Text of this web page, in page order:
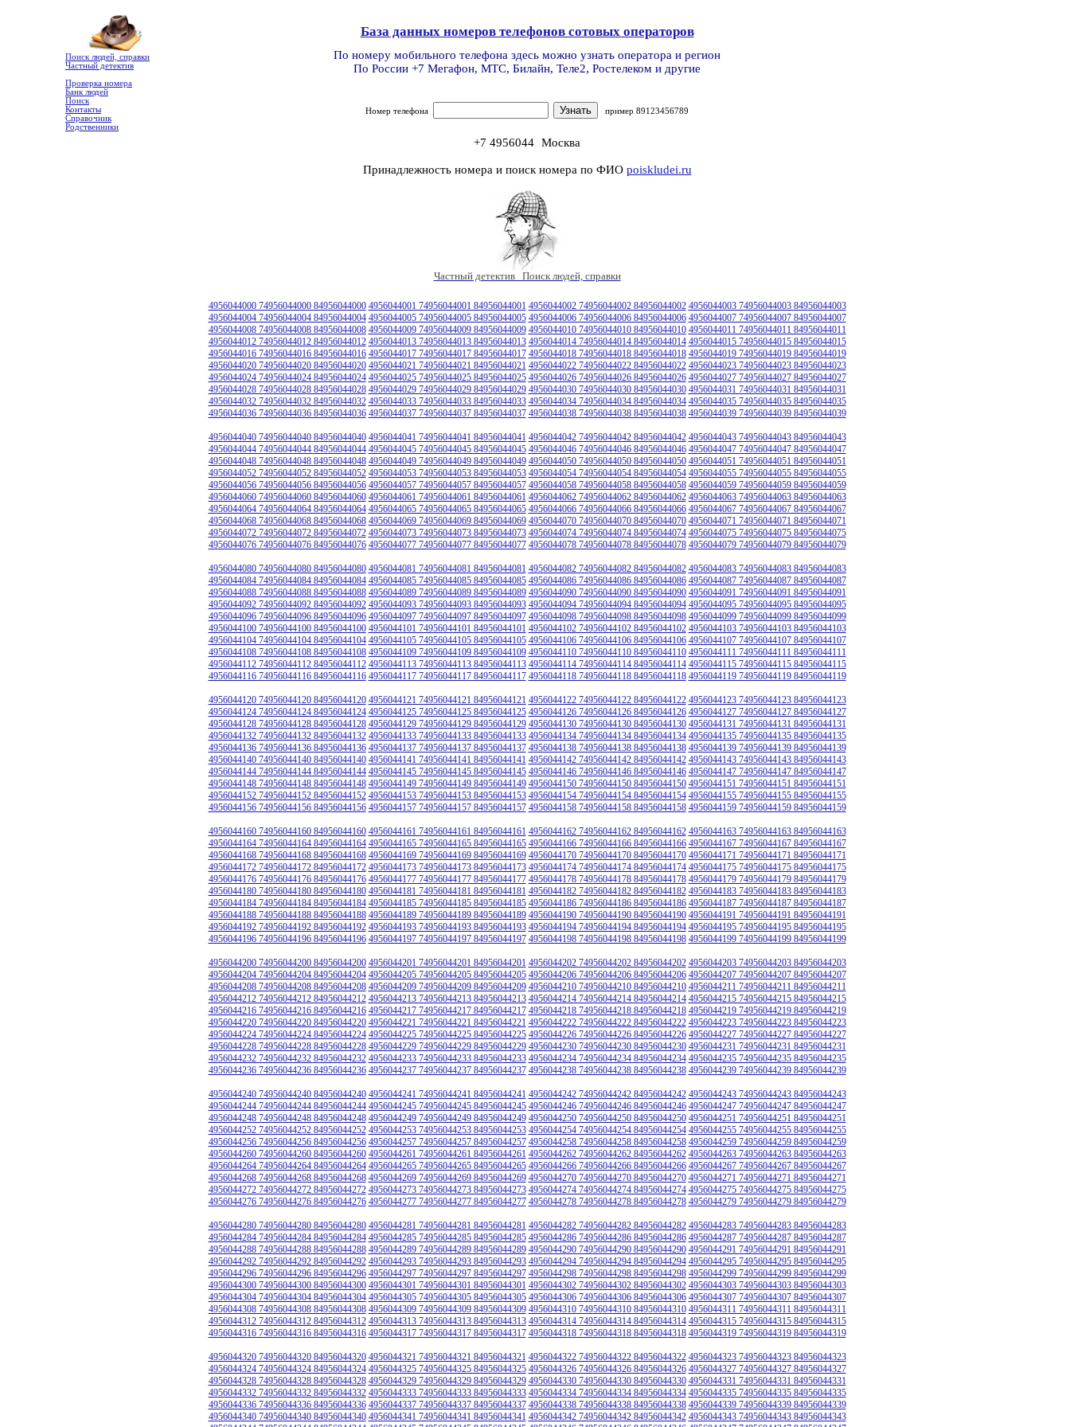
Поиск людей, справки
Частный детектив
Проверка номера
Банк людей
Поиск
Контакты
Справочник
Родственники
База данных номеров телефонов сотовых операторов
По номеру мобильного телефона здесь можно узнать оператора и регион
По России +7 Мегафон, МТС, Билайн, Теле2, Ростелеком и другие
Номер телефона пример 89123456789
+7 4956044 Москва
Принадлежность номера и поиск номера по ФИО poiskludei.ru
Частный детектив Поиск людей, справки
4956044000 74956044000 84956044000 4956044001 74956044001 84956044001 4956044002 74956044002 84956044002 4956044003 74956044003 84956044003
4956044004 74956044004 84956044004 4956044005 74956044005 84956044005 4956044006 74956044006 84956044006 4956044007 74956044007 84956044007
4956044008 74956044008 84956044008 4956044009 74956044009 84956044009 4956044010 74956044010 84956044010 4956044011 74956044011 84956044011
4956044012 74956044012 84956044012 4956044013 74956044013 84956044013 4956044014 74956044014 84956044014 4956044015 74956044015 84956044015
4956044016 74956044016 84956044016 4956044017 74956044017 84956044017 4956044018 74956044018 84956044018 4956044019 74956044019 84956044019
4956044020 74956044020 84956044020 4956044021 74956044021 84956044021 4956044022 74956044022 84956044022 4956044023 74956044023 84956044023
4956044024 74956044024 84956044024 4956044025 74956044025 84956044025 4956044026 74956044026 84956044026 4956044027 74956044027 84956044027
4956044028 74956044028 84956044028 4956044029 74956044029 84956044029 4956044030 74956044030 84956044030 4956044031 74956044031 84956044031
4956044032 74956044032 84956044032 4956044033 74956044033 84956044033 4956044034 74956044034 84956044034 4956044035 74956044035 84956044035
4956044036 74956044036 84956044036 4956044037 74956044037 84956044037 4956044038 74956044038 84956044038 4956044039 74956044039 84956044039
4956044040 74956044040 84956044040 4956044041 74956044041 84956044041 4956044042 74956044042 84956044042 4956044043 74956044043 84956044043
4956044044 74956044044 84956044044 4956044045 74956044045 84956044045 4956044046 74956044046 84956044046 4956044047 74956044047 84956044047
4956044048 74956044048 84956044048 4956044049 74956044049 84956044049 4956044050 74956044050 84956044050 4956044051 74956044051 84956044051
4956044052 74956044052 84956044052 4956044053 74956044053 84956044053 4956044054 74956044054 84956044054 4956044055 74956044055 84956044055
4956044056 74956044056 84956044056 4956044057 74956044057 84956044057 4956044058 74956044058 84956044058 4956044059 74956044059 84956044059
4956044060 74956044060 84956044060 4956044061 74956044061 84956044061 4956044062 74956044062 84956044062 4956044063 74956044063 84956044063
4956044064 74956044064 84956044064 4956044065 74956044065 84956044065 4956044066 74956044066 84956044066 4956044067 74956044067 84956044067
4956044068 74956044068 84956044068 4956044069 74956044069 84956044069 4956044070 74956044070 84956044070 4956044071 74956044071 84956044071
4956044072 74956044072 84956044072 4956044073 74956044073 84956044073 4956044074 74956044074 84956044074 4956044075 74956044075 84956044075
4956044076 74956044076 84956044076 4956044077 74956044077 84956044077 4956044078 74956044078 84956044078 4956044079 74956044079 84956044079
4956044080 74956044080 84956044080 4956044081 74956044081 84956044081 4956044082 74956044082 84956044082 4956044083 74956044083 84956044083
4956044084 74956044084 84956044084 4956044085 74956044085 84956044085 4956044086 74956044086 84956044086 4956044087 74956044087 84956044087
4956044088 74956044088 84956044088 4956044089 74956044089 84956044089 4956044090 74956044090 84956044090 4956044091 74956044091 84956044091
4956044092 74956044092 84956044092 4956044093 74956044093 84956044093 4956044094 74956044094 84956044094 4956044095 74956044095 84956044095
4956044096 74956044096 84956044096 4956044097 74956044097 84956044097 4956044098 74956044098 84956044098 4956044099 74956044099 84956044099
4956044100 74956044100 84956044100 4956044101 74956044101 84956044101 4956044102 74956044102 84956044102 4956044103 74956044103 84956044103
4956044104 74956044104 84956044104 4956044105 74956044105 84956044105 4956044106 74956044106 84956044106 4956044107 74956044107 84956044107
4956044108 74956044108 84956044108 4956044109 74956044109 84956044109 4956044110 74956044110 84956044110 4956044111 74956044111 84956044111
4956044112 74956044112 84956044112 4956044113 74956044113 84956044113 4956044114 74956044114 84956044114 4956044115 74956044115 84956044115
4956044116 74956044116 84956044116 4956044117 74956044117 84956044117 4956044118 74956044118 84956044118 4956044119 74956044119 84956044119
4956044120 74956044120 84956044120 4956044121 74956044121 84956044121 4956044122 74956044122 84956044122 4956044123 74956044123 84956044123
4956044124 74956044124 84956044124 4956044125 74956044125 84956044125 4956044126 74956044126 84956044126 4956044127 74956044127 84956044127
4956044128 74956044128 84956044128 4956044129 74956044129 84956044129 4956044130 74956044130 84956044130 4956044131 74956044131 84956044131
4956044132 74956044132 84956044132 4956044133 74956044133 84956044133 4956044134 74956044134 84956044134 4956044135 74956044135 84956044135
4956044136 74956044136 84956044136 4956044137 74956044137 84956044137 4956044138 74956044138 84956044138 4956044139 74956044139 84956044139
4956044140 74956044140 84956044140 4956044141 74956044141 84956044141 4956044142 74956044142 84956044142 4956044143 74956044143 84956044143
4956044144 74956044144 84956044144 4956044145 74956044145 84956044145 4956044146 74956044146 84956044146 4956044147 74956044147 84956044147
4956044148 74956044148 84956044148 4956044149 74956044149 84956044149 4956044150 74956044150 84956044150 4956044151 74956044151 84956044151
4956044152 74956044152 84956044152 4956044153 74956044153 84956044153 4956044154 74956044154 84956044154 4956044155 74956044155 84956044155
4956044156 74956044156 84956044156 4956044157 74956044157 84956044157 4956044158 74956044158 84956044158 4956044159 74956044159 84956044159
4956044160 74956044160 84956044160 4956044161 74956044161 84956044161 4956044162 74956044162 84956044162 4956044163 74956044163 84956044163
4956044164 74956044164 84956044164 4956044165 74956044165 84956044165 4956044166 74956044166 84956044166 4956044167 74956044167 84956044167
4956044168 74956044168 84956044168 4956044169 74956044169 84956044169 4956044170 74956044170 84956044170 4956044171 74956044171 84956044171
4956044172 74956044172 84956044172 4956044173 74956044173 84956044173 4956044174 74956044174 84956044174 4956044175 74956044175 84956044175
4956044176 74956044176 84956044176 4956044177 74956044177 84956044177 4956044178 74956044178 84956044178 4956044179 74956044179 84956044179
4956044180 74956044180 84956044180 4956044181 74956044181 84956044181 4956044182 74956044182 84956044182 4956044183 74956044183 84956044183
4956044184 74956044184 84956044184 4956044185 74956044185 84956044185 4956044186 74956044186 84956044186 4956044187 74956044187 84956044187
4956044188 74956044188 84956044188 4956044189 74956044189 84956044189 4956044190 74956044190 84956044190 4956044191 74956044191 84956044191
4956044192 74956044192 84956044192 4956044193 74956044193 84956044193 4956044194 74956044194 84956044194 4956044195 74956044195 84956044195
4956044196 74956044196 84956044196 4956044197 74956044197 84956044197 4956044198 74956044198 84956044198 4956044199 74956044199 84956044199
4956044200 74956044200 84956044200 4956044201 74956044201 84956044201 4956044202 74956044202 84956044202 4956044203 74956044203 84956044203
4956044204 74956044204 84956044204 4956044205 74956044205 84956044205 4956044206 74956044206 84956044206 4956044207 74956044207 84956044207
4956044208 74956044208 84956044208 4956044209 74956044209 84956044209 4956044210 74956044210 84956044210 4956044211 74956044211 84956044211
4956044212 74956044212 84956044212 4956044213 74956044213 84956044213 4956044214 74956044214 84956044214 4956044215 74956044215 84956044215
4956044216 74956044216 84956044216 4956044217 74956044217 84956044217 4956044218 74956044218 84956044218 4956044219 74956044219 84956044219
4956044220 74956044220 84956044220 4956044221 74956044221 84956044221 4956044222 74956044222 84956044222 4956044223 74956044223 84956044223
4956044224 74956044224 84956044224 4956044225 74956044225 84956044225 4956044226 74956044226 84956044226 4956044227 74956044227 84956044227
4956044228 74956044228 84956044228 4956044229 74956044229 84956044229 4956044230 74956044230 84956044230 4956044231 74956044231 84956044231
4956044232 74956044232 84956044232 4956044233 74956044233 84956044233 4956044234 74956044234 84956044234 4956044235 74956044235 84956044235
4956044236 74956044236 84956044236 4956044237 74956044237 84956044237 4956044238 74956044238 84956044238 4956044239 74956044239 84956044239
4956044240 74956044240 84956044240 4956044241 74956044241 84956044241 4956044242 74956044242 84956044242 4956044243 74956044243 84956044243
4956044244 74956044244 84956044244 4956044245 74956044245 84956044245 4956044246 74956044246 84956044246 4956044247 74956044247 84956044247
4956044248 74956044248 84956044248 4956044249 74956044249 84956044249 4956044250 74956044250 84956044250 4956044251 74956044251 84956044251
4956044252 74956044252 84956044252 4956044253 74956044253 84956044253 4956044254 74956044254 84956044254 4956044255 74956044255 84956044255
4956044256 74956044256 84956044256 4956044257 74956044257 84956044257 4956044258 74956044258 84956044258 4956044259 74956044259 84956044259
4956044260 74956044260 84956044260 4956044261 74956044261 84956044261 4956044262 74956044262 84956044262 4956044263 74956044263 84956044263
4956044264 74956044264 84956044264 4956044265 74956044265 84956044265 4956044266 74956044266 84956044266 4956044267 74956044267 84956044267
4956044268 74956044268 84956044268 4956044269 74956044269 84956044269 4956044270 74956044270 84956044270 4956044271 74956044271 84956044271
4956044272 74956044272 84956044272 4956044273 74956044273 84956044273 4956044274 74956044274 84956044274 4956044275 74956044275 84956044275
4956044276 74956044276 84956044276 4956044277 74956044277 84956044277 4956044278 74956044278 84956044278 4956044279 74956044279 84956044279
4956044280 74956044280 84956044280 4956044281 74956044281 84956044281 4956044282 74956044282 84956044282 4956044283 74956044283 84956044283
4956044284 74956044284 84956044284 4956044285 74956044285 84956044285 4956044286 74956044286 84956044286 4956044287 74956044287 84956044287
4956044288 74956044288 84956044288 4956044289 74956044289 84956044289 4956044290 74956044290 84956044290 4956044291 74956044291 84956044291
4956044292 74956044292 84956044292 4956044293 74956044293 84956044293 4956044294 74956044294 84956044294 4956044295 74956044295 84956044295
4956044296 74956044296 84956044296 4956044297 74956044297 84956044297 4956044298 74956044298 84956044298 4956044299 74956044299 84956044299
4956044300 74956044300 84956044300 4956044301 74956044301 84956044301 4956044302 74956044302 84956044302 4956044303 74956044303 84956044303
4956044304 74956044304 84956044304 4956044305 74956044305 84956044305 4956044306 74956044306 84956044306 4956044307 74956044307 84956044307
4956044308 74956044308 84956044308 4956044309 74956044309 84956044309 4956044310 74956044310 84956044310 4956044311 74956044311 84956044311
4956044312 74956044312 84956044312 4956044313 74956044313 84956044313 4956044314 74956044314 84956044314 4956044315 74956044315 84956044315
4956044316 74956044316 84956044316 4956044317 74956044317 84956044317 4956044318 74956044318 84956044318 4956044319 74956044319 84956044319
4956044320 74956044320 84956044320 4956044321 74956044321 84956044321 4956044322 74956044322 84956044322 4956044323 74956044323 84956044323
4956044324 74956044324 84956044324 4956044325 74956044325 84956044325 4956044326 74956044326 84956044326 4956044327 74956044327 84956044327
4956044328 74956044328 84956044328 4956044329 74956044329 84956044329 4956044330 74956044330 84956044330 4956044331 74956044331 84956044331
4956044332 74956044332 84956044332 4956044333 74956044333 84956044333 4956044334 74956044334 84956044334 4956044335 74956044335 84956044335
4956044336 74956044336 84956044336 4956044337 74956044337 84956044337 4956044338 74956044338 84956044338 4956044339 74956044339 84956044339
4956044340 74956044340 84956044340 4956044341 74956044341 84956044341 4956044342 74956044342 84956044342 4956044343 74956044343 84956044343